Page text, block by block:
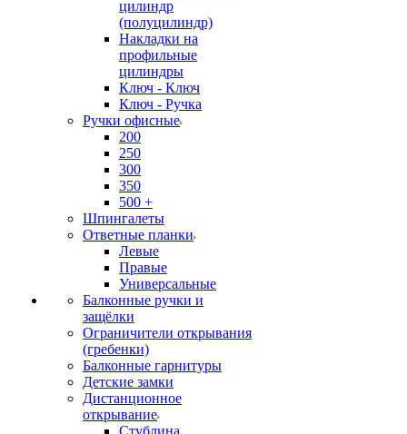
цилиндр
(полуцилиндр)
Накладки на
профильные
цилиндры
Ключ - Ключ
Ключ - Ручка
Ручки офисные
200
250
300
350
500 +
Шпингалеты
Ответные планки
Левые
Правые
Универсальные
Балконные ручки и
защёлки
Ограничители открывания
(гребенки)
Балконные гарнитуры
Детские замки
Дистанционное
открывание
Стублина